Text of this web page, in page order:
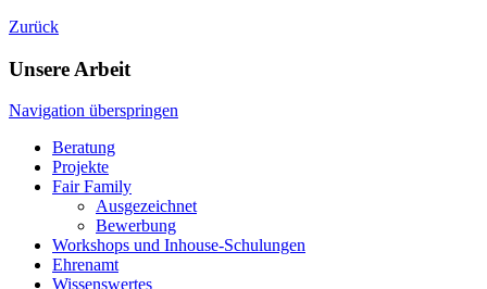
Zurück
Unsere Arbeit
Navigation überspringen
Beratung
Projekte
Fair Family
Ausgezeichnet
Bewerbung
Workshops und Inhouse-Schulungen
Ehrenamt
Wissenswertes